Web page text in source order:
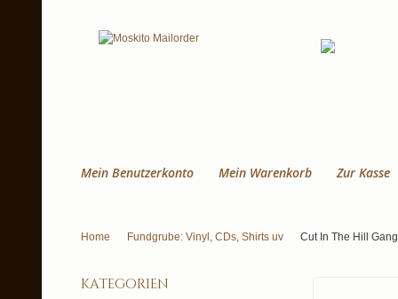
Mein Benutzerkonto Mein Warenkorb Zur Kasse
Home Fundgrube: Vinyl, CDs, Shirts uv Cut In The Hill
kategorien